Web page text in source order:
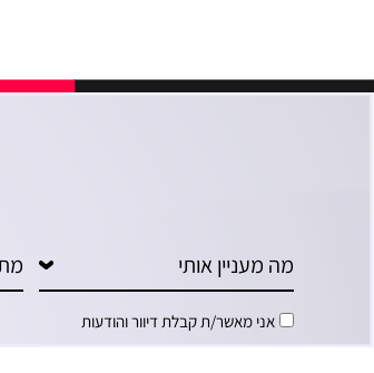
אני מאשר/ת קבלת דיוור והודעות